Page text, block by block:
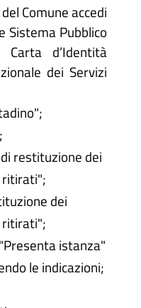
Comune accedi
Sistema Pubblico
Carta d’Identità
dei Servizi
restituzione dei
ritirati";
dei
ritirati";
istanza"
le indicazioni;